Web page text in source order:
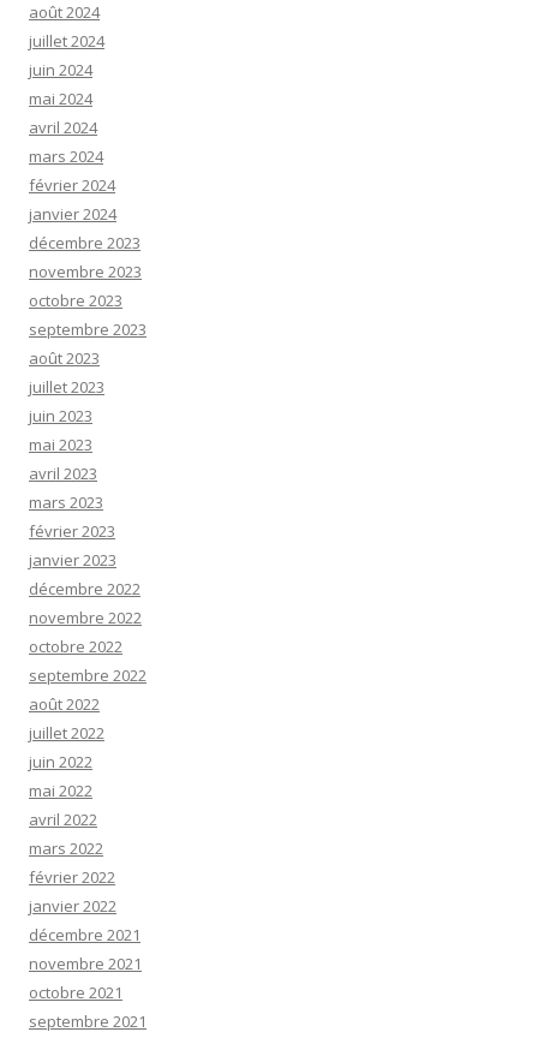
août 2024
juillet 2024
juin 2024
mai 2024
avril 2024
mars 2024
février 2024
janvier 2024
décembre 2023
novembre 2023
octobre 2023
septembre 2023
août 2023
juillet 2023
juin 2023
mai 2023
avril 2023
mars 2023
février 2023
janvier 2023
décembre 2022
novembre 2022
octobre 2022
septembre 2022
août 2022
juillet 2022
juin 2022
mai 2022
avril 2022
mars 2022
février 2022
janvier 2022
décembre 2021
novembre 2021
octobre 2021
septembre 2021